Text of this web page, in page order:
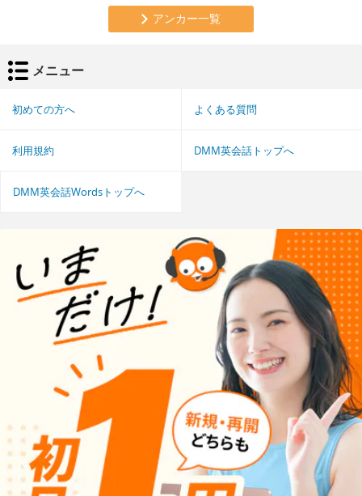
アンカー一覧
メニュー
初めての方へ よくある質問
利用規約 DMM英会話トップへ
DMM英会話Wordsトップへ